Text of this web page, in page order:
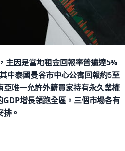
主因是當地租金回報率普遍達5%
中泰國曼谷市中心公寓回報約5至
唯一允許外籍買家持有永久業權
增長領跑全區。三個市場各有
。